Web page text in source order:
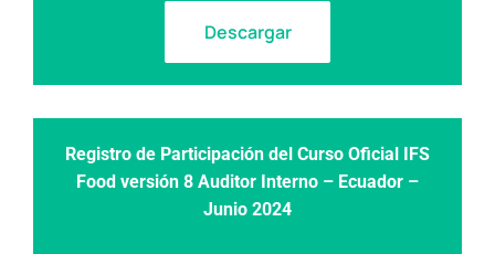
Descargar
Registro de Participación del Curso Oficial IFS
Food versión 8 Auditor Interno – Ecuador –
Junio 2024